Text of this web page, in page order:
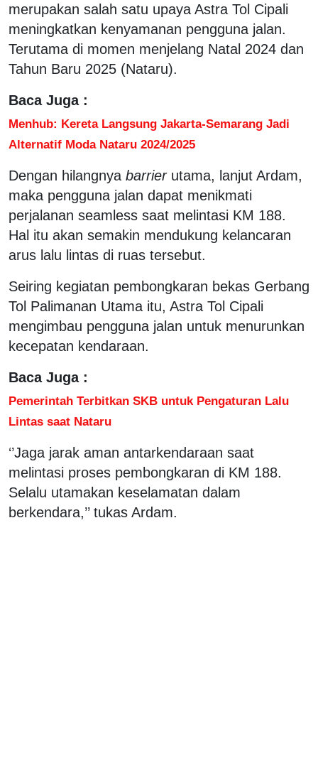
merupakan salah satu upaya Astra Tol Cipali
meningkatkan kenyamanan pengguna jalan.
Terutama di momen menjelang Natal 2024 dan
Tahun Baru 2025 (Nataru).
Baca Juga :
Menhub: Kereta Langsung Jakarta-Semarang Jadi
Alternatif Moda Nataru 2024/2025
Dengan hilangnya barrierutama, lanjut Ardam,
maka pengguna jalan dapat menikmati
perjalanan seamless saat melintasi KM 188.
Hal itu akan semakin mendukung kelancaran
arus lalu lintas di ruas tersebut.
Seiring kegiatan pembongkaran bekas Gerbang
Tol Palimanan Utama itu, Astra Tol Cipali
mengimbau pengguna jalan untuk menurunkan
kecepatan kendaraan.
Baca Juga :
Pemerintah Terbitkan SKB untuk Pengaturan Lalu
Lintas saat Nataru
‘’Jaga jarak aman antarkendaraan saat
melintasi proses pembongkaran di KM 188.
Selalu utamakan keselamatan dalam
berkendara,’’ tukas Ardam.